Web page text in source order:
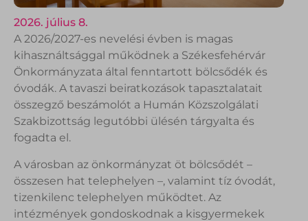
2026. július 8.
A 2026/2027-es nevelési évben is magas
kihasználtsággal működnek a Székesfehérvár
Önkormányzata által fenntartott bölcsődék és
óvodák. A tavaszi beiratkozások tapasztalatait
összegző beszámolót a Humán Közszolgálati
Szakbizottság legutóbbi ülésén tárgyalta és
fogadta el.
A városban az önkormányzat öt bölcsődét –
összesen hat telephelyen –, valamint tíz óvodát,
tizenkilenc telephelyen működtet. Az
intézmények gondoskodnak a kisgyermekek